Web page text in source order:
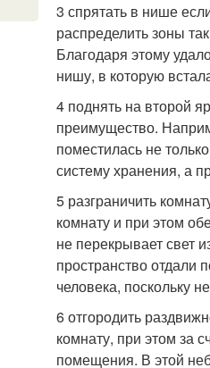
3 спрятать в нише
распределить зоны
Благодаря этому
нишу, в которую
4 поднять на второй
преимущество.
поместилась не
систему хранения, а
5 разграничить
комнату и при этом
не перекрывает свет
пространство отдали
человека, поскольку
6 отгородить
комнату, при этом за
помещения. В этой